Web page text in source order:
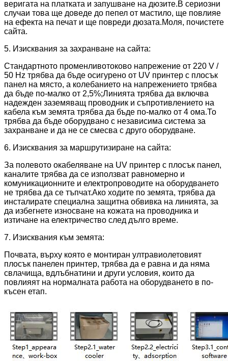
веригата на платката и запушване на дюзите.В сериозни
случаи това ще доведе до пепел от мастило, ще повлияе
на ефекта на печат и ще повреди дюзата.Моля, почистете
сайта.
5. Изисквания за захранване на сайта:
Стандартното променливотоково напрежение от 220 V /
50 Hz трябва да бъде осигурено от UV принтер с плосък
панел на място, а колебанието на напрежението трябва
да бъде по-малко от 2,5%;Линията трябва да включва
надежден заземяващ проводник и съпротивлението на
кабела към земята трябва да бъде по-малко от 4 ома.То
трябва да бъде оборудвано с независима система за
захранване и да не се смесва с друго оборудване.
6. Изисквания за маршрутизиране на сайта:
За полевото окабеляване на UV принтер с плосък панел,
каналите трябва да се използват равномерно и
комуникационните и електропроводите на оборудването
не трябва да се тъпчат.Ако ходите по земята, трябва да
инсталирате специална защитна обвивка на линията, за
да избегнете износване на кожата на проводника и
изтичане на електричество след дълго време.
7. Изисквания към земята:
Почвата, върху която е монтиран ултравиолетовият
плосък панелен принтер, трябва да е равна и да няма
свлачища, вдлъбнатини и други условия, които да
повлияят на нормалната работа на оборудването в по-
късен етап.